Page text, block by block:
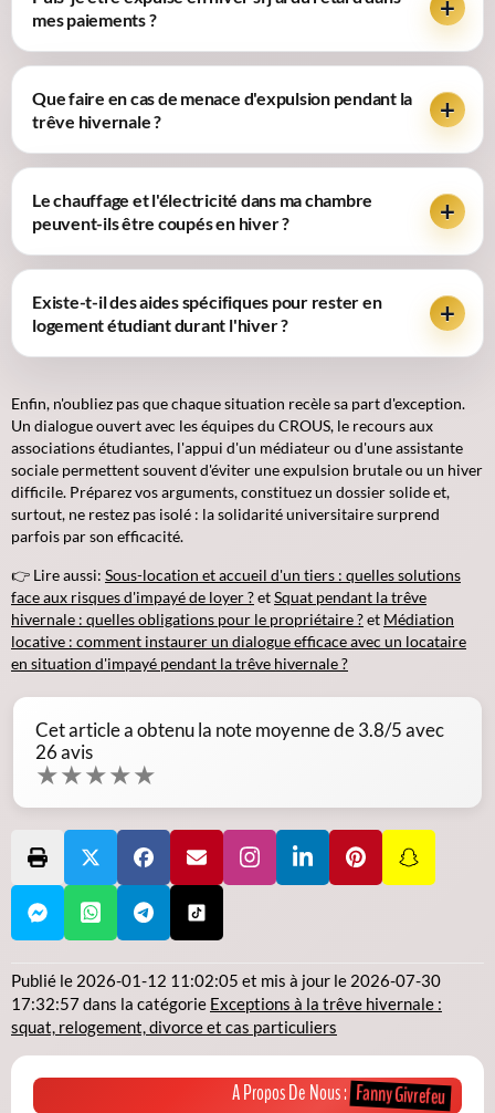
mes paiements ?
Que faire en cas de menace d'expulsion pendant la
trêve hivernale ?
Le chauffage et l'électricité dans ma chambre
peuvent-ils être coupés en hiver ?
Existe-t-il des aides spécifiques pour rester en
logement étudiant durant l'hiver ?
Enfin, n'oubliez pas que chaque situation recèle sa part d'exception.
Un dialogue ouvert avec les équipes du CROUS, le recours aux
associations étudiantes, l'appui d'un médiateur ou d'une assistante
sociale permettent souvent d'éviter une expulsion brutale ou un hiver
difficile. Préparez vos arguments, constituez un dossier solide et,
surtout, ne restez pas isolé : la solidarité universitaire surprend
parfois par son efficacité.
👉 Lire aussi: Sous-location et accueil d'un tiers : quelles solutions
face aux risques d'impayé de loyer ?etSquat pendant la trêve
hivernale : quelles obligations pour le propriétaire ?et Médiation
locative : comment instaurer un dialogue efficace avec un locataire
en situation d'impayé pendant la trêve hivernale ?
Cet article a obtenu la note moyenne de3.8/5 avec
26avis
★★★★★
Publié le 2026-01-12 11:02:05 et mis à jour le 2026-07-30
17:32:57dans la catégorie Exceptions à la trêve hivernale :
squat, relogement, divorce et cas particuliers
A Propos De Nous :Fanny Givrefeu